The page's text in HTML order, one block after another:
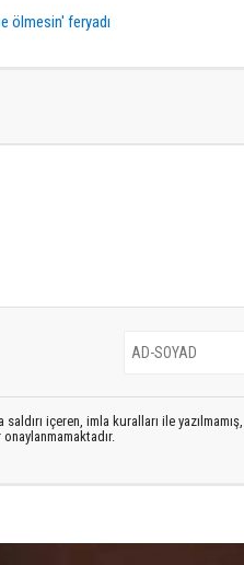
ölmesin' feryadı
içeren, imla kuralları ile yazılmamış,